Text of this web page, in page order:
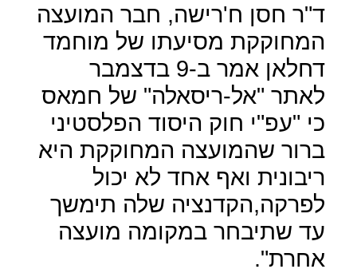
ד"ר חסן ח'רישה, חבר המועצה
המחוקקת מסיעתו של מוחמד
דחלאן אמר ב-9 בדצמבר
לאתר "אל-ריסאלה" של חמאס
כי "עפ"י חוק היסוד הפלסטיני
ברור שהמועצה המחוקקת היא
ריבונית ואף אחד לא יכול
לפרקה,הקדנציה שלה תימשך
עד שתיבחר במקומה מועצה
אחרת".